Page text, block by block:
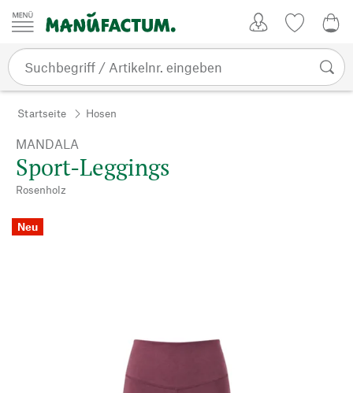
Zum Inhalt springen
Startseite Hosen
MANDALA
Sport-Leggings
Rosenholz
Neu